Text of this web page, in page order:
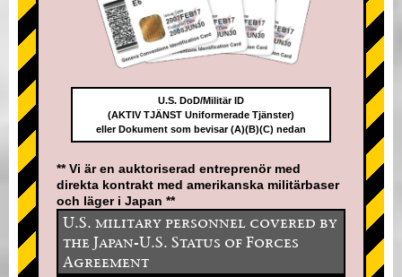
U.S. DoD/Militär ID
(AKTIV TJÄNST Uniformerade Tjänster)
eller Dokument som bevisar (A)(B)(C) nedan
** Vi är en auktoriserad entreprenör med
direkta kontrakt med amerikanska militärbaser
och läger i Japan **
U.S. military personnel covered by
the Japan-U.S. Status of Forces
Agreement